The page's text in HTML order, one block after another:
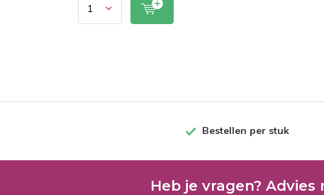
Bestellen per stuk
Heb je vragen? Advies